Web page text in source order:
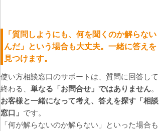
「質問しようにも、何を聞くのか解らない
んだ」という場合も大丈夫。一緒に答えを
見つけます。
使い方相談窓口のサポートは、質問に回答して
終わる、 単なる「お問合せ」ではありません。
お客様と一緒になって考え、答えを探す「相談
窓口」 です。
「何が解らないのか解らない」といった場合も